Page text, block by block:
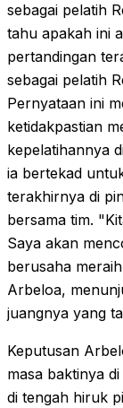
sebagai pelatih
tahu apakah ini
pertandingan
sebagai pelatih
Pernyataan ini
ketidakpastian
kepelatihannya
ia bertekad
terakhirnya di
bersama tim.
Saya akan
berusaha
Arbeloa,
juangnya yang
Keputusan
masa baktinya
di tengah hiruk